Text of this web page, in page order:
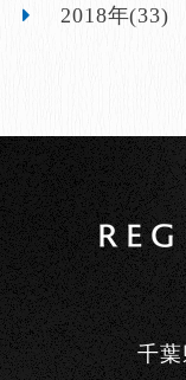
2018年(33)
千